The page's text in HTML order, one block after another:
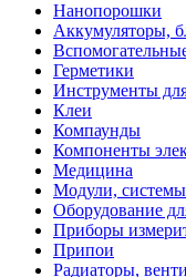
Нанопорошки
Аккумуляторы,
Герметики
Инструменты
Клеи
Компаунды
Компоненты
Медицина
Модули, системы
Оборудование
Приборы
Припои
Радиаторы,